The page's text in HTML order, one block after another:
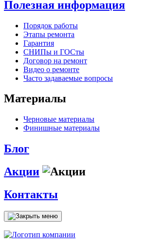
Полезная информация
Порядок работы
Этапы ремонта
Гарантия
СНИПы и ГОСты
Договор на ремонт
Видео о ремонте
Часто задаваемые вопросы
Материалы
Черновые материалы
Финишные материалы
Блог
Акции
Контакты